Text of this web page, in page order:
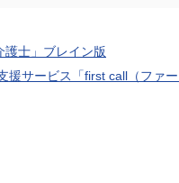
護士」ブレイン版
援サービス「first call（ファー